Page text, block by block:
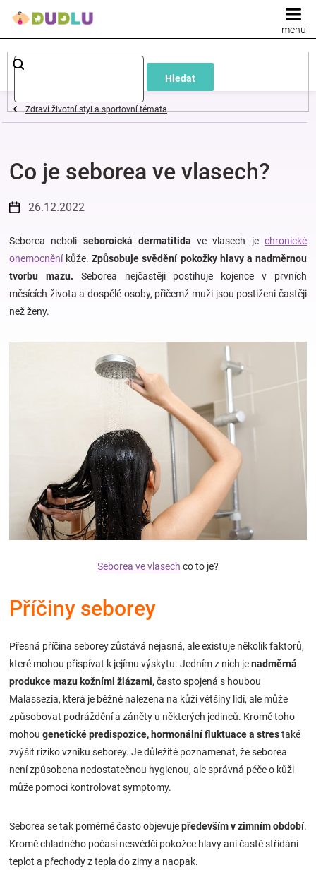
Hledat
Dětské
a
oblečení
Pokojíček
a
kojenecká
výbava
Těhotenské
Novinky
Značky
Blog
Hračkářství
Přihlášení
Zdraví životní styl a sportovní témata
Co je seborea ve vlasech?
26.12.2022
Seborea neboli seboroická dermatitida ve vlasech jechronické
onemocněníkůže.Způsobuje svědění pokožky hlavy a nadměrnou
tvorbu mazu. Seborea nejčastěji postihuje kojence v prvních
měsících života a dospělé osoby, přičemž muži jsou postiženi častěji
než ženy.
Seborea ve vlasech co to je?
Příčiny seborey
Přesná příčina seborey zůstává nejasná, ale existuje několik faktorů,
které mohou přispívat k jejímu výskytu. Jedním z nich jenadměrná
produkce mazu kožními žlázami, často spojená s houbou
Malassezia, která je běžně nalezena na kůži většiny lidí, ale může
způsobovat podráždění a záněty u některých jedinců. Kromě toho
mohou genetické predispozice, hormonální fluktuace a strestaké
zvýšit riziko vzniku seborey. Je důležité poznamenat, že seborea
není způsobena nedostatečnou hygienou, ale správná péče o kůži
může pomoci kontrolovat symptomy.
Seborea se tak poměrně často objevujepředevším v zimním období.
Kromě chladného počasí nesvědčí pokožce hlavy ani časté střídání
teplot a přechody z tepla do zimy a naopak.